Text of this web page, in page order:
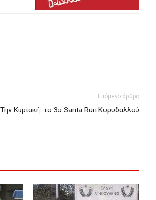
Επόμενο άρθρο
Την Κυριακή το 3ο Santa Run Κορυδαλλού